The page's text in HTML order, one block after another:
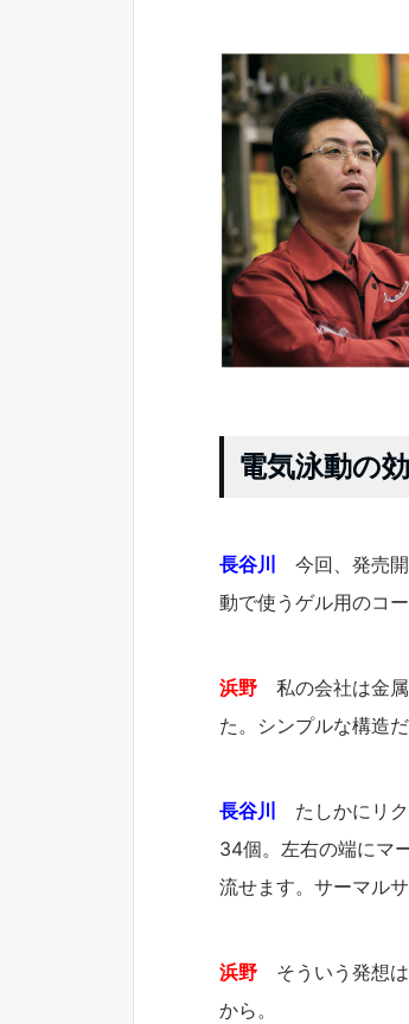
電気泳動の
長谷川
今回、発売開
動で使うゲル用のコ
浜野 私の会社は金
た。シンプルな構造
長谷川
たしかにリク
34個。左右の端にマ
流せます。サーマル
浜野 そういう発想
から。